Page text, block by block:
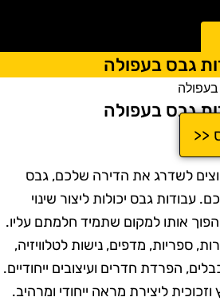
גבס בעפולה
גבס בעפולה
<<
לשדרג את הדירה שלכם, גבס
גבס יכולות ליצור שינוי
אותו למקום שתמיד חלמתם עליו.
ספריות, מדפים, נישות לטלוויזיה,
הפרדת חדרים ועיצובים ייחודיים.
ליצירת מראה ייחודי ומרהיב.